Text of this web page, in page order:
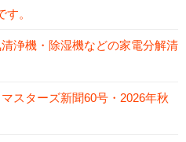
。
浄機・除湿機などの家電分解清
スターズ新聞60号・2026年秋